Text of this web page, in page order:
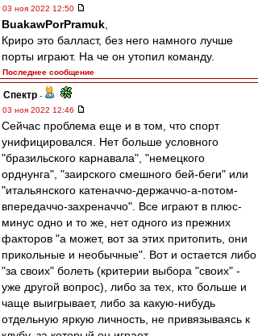
03 ноя 2022 12:50
BuakawPorPramuk
Криро это балласт, без него намного лучше
порты играют. На че он утопил команду.
Последнее сообщение
Спектр -
03 ноя 2022 12:46
Сейчас проблема еще и в том, что спорт
унифицировался. Нет больше условного
"бразильского карнавала", "немецкого
орднунга", "заирского смешного бей-беги" или
"итальянского катеначчо-держаччо-а-потом-
впередаччо-захреначчо". Все играют в плюс-
минус одно и то же, нет одного из прежних
факторов "а может, вот за этих притопить, они
прикольные и необычные". Вот и остается либо
"за своих" болеть (критерии выбора "своих" -
уже другой вопрос), либо за тех, кто больше и
чаще выигрывает, либо за какую-нибудь
отдельную яркую личность, не привязываясь к